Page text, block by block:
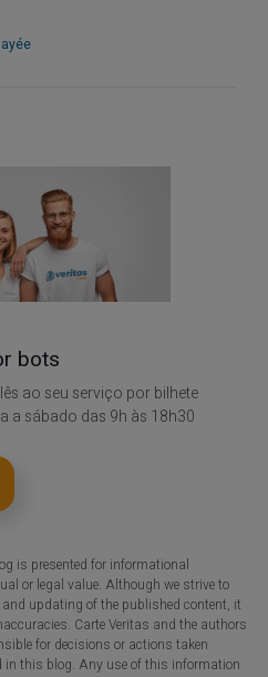
bots
ao seu serviço por bilhete
a sábado das 9h às 18h30
is presented for informational
or legal value. Although we strive to
updating of the published content, it
Carte Veritas and the authors
for decisions or actions taken
in this blog. Any use of this information